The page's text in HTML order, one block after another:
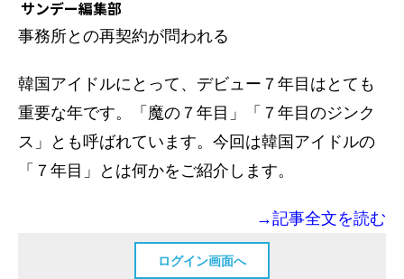
サンデー編集部
事務所との再契約が問われる
韓国アイドルにとって、デビュー７年目はとても
重要な年です。「魔の７年目」「７年目のジンク
ス」とも呼ばれています。今回は韓国アイドルの
「７年目」とは何かをご紹介します。
→記事全文を読む
ログイン画面へ